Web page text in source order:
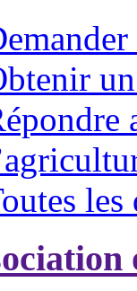
les